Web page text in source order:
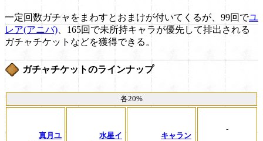
一定回数ガチャをまわすとおまけが付いてくるが、99回でユ
レア(アニバ) 、165回で未所持キャラが優先して排出される
ガチャチケットなどを獲得できる。
ガチャチケットのラインナップ
各20%
真月ユ
水星イ
キャラン
-